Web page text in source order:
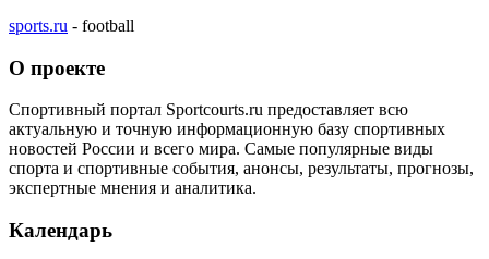
sports.ru - football
О проекте
Спортивный портал Sportcourts.ru предоставляет всю
актуальную и точную информационную базу спортивных
новостей России и всего мира. Самые популярные виды
спорта и спортивные события, анонсы, результаты, прогнозы,
экспертные мнения и аналитика.
Календарь